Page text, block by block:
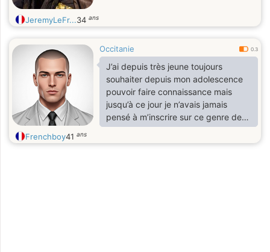
JeremyLeFr...34 ans
Occitanie 0.3
J’ai depuis très jeune toujours
souhaiter depuis mon adolescence
pouvoir faire connaissance mais
jusqu’à ce jour je n’avais jamais
pensé à m’inscrire sur ce genre de
site de rencontre. Si cela porte ses
fruits je remercierai chatgpt pour
Frenchboy41 ans